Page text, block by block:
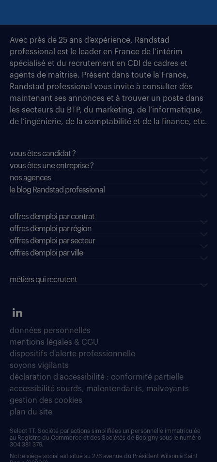
Avec près de 25 ans d’expérience, Randstad
professional est le leader en France de l’intérim
spécialisé et du recrutement en CDI de cadres et
agents de maîtrise. Présent dans toute la France,
Randstad professional vous invite à consulter dès
maintenant ses annonces et à trouver un poste dans
les secteurs du BTP, du marketing, de l’informatique,
de l’ingénierie, de la comptabilité et de la finance, etc.
vous êtes candidat ?
vous êtes une entreprise ?
nos agences
le blog Randstad professional
offres d'emploi par contrat
offres d'emploi par région
offres d'emploi par secteur
offres d’emploi par ville
métiers qui recrutent
données personnelles
mentions légales & CGU
dispositifs d'alerte professionnelle
soyons vigilants
déclaration d'accessibilité : conformité partielle
accessibilité sourds, malentendants, malvoyants
gestion des cookies
plan du site
Select TT, Société par actions simplifiées unipersonnelle immatriculée
au Registre du Commerce et des Sociétés de Bobigny sous le numéro
304 381 379.
Notre siège social est situé au 276 avenue du Président Wilson à Saint